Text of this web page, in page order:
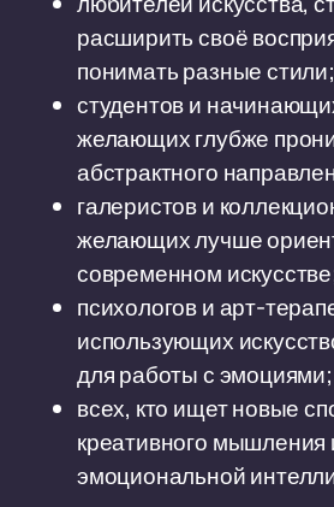
расширить своё
понимать разные стили;
студентов и
желающих глубже
абстрактного
галеристов и
желающих лучше
современном
психологов и арт-
использующих
для работы с эмоциями;
всех, кто ищет новые
креативного мышления
эмоциональной